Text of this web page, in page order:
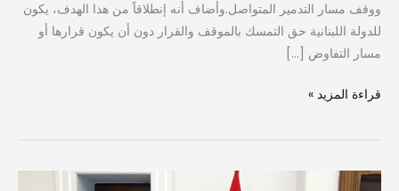
ووقف مسار التدمير المتواصل.وأضاف أنه إنطلاقاََ من هذا الهدف، يكون
للدولة اللبنانية حق التمسك بالموقف والقرار دون أن يكون قرارها أو
مسار التفاوض […]
قراءة المزيد »
الجبهة